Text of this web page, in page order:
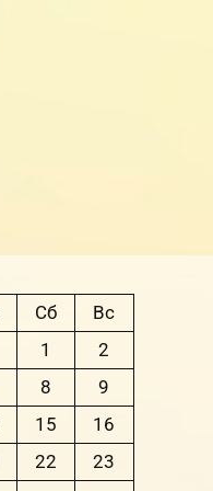
Сб
Вс
1
2
8
9
15
16
22
23